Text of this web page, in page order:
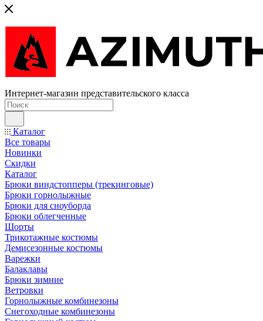
Интернет-магазин представительского класса
Каталог
Все товары
Новинки
Скидки
Каталог
Брюки виндстопперы (трекинговые)
Брюки горнолыжные
Брюки для сноуборда
Брюки облегченные
Шорты
Трикотажные костюмы
Демисезонные костюмы
Варежки
Балаклавы
Брюки зимние
Ветровки
Горнолыжные комбинезоны
Снегоходные комбинезоны